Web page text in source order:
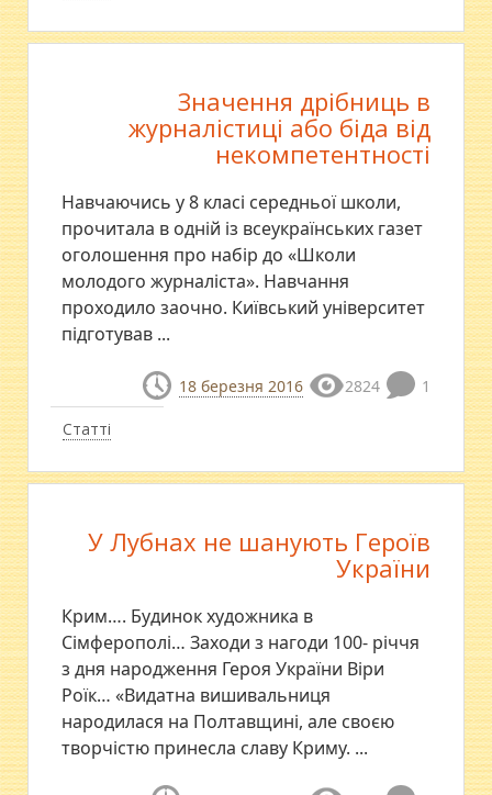
Статті
Значення дрібниць в
журналістиці або біда від
некомпетентності
Навчаючись у 8 класі середньої школи,
прочитала в одній із всеукраїнських газет
оголошення про набір до «Школи
молодого журналіста». Навчання
проходило заочно. Київський університет
підготував ...
18 березня 2016 2824 1
У Лубнах не шанують Героїв
України
Крим…. Будинок художника в
Сімферополі… Заходи з нагоди 100- річчя
з дня народження Героя України Віри
Роїк… «Видатна вишивальниця
народилася на Полтавщині, але своєю
творчістю принесла славу Криму. ...